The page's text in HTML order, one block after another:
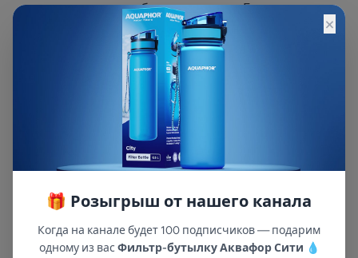
гармонична в любом интерьере. Благодаря
круглому дну, Прованс А5 устойчивее
обычных фильтров-кувшинов. Случайно
опрокинуть его не получится. Особая
конструкция сменного модуля АКВАФОР А5
увеличивает ресурс и позволяет дольше
очищать воду от вредных примесей,
посторонних привкусов и запахов, даже если
она ржавая или мутная. Уже очищенная вода
Отследить время замены поможет
легко обнулить при замене фильтра.
×
🎁 Розыгрыш от нашего канала
Когда на канале будет 100 подписчиков — подарим
одному из вас Фильтр-бутылку Аквафор Сити 💧